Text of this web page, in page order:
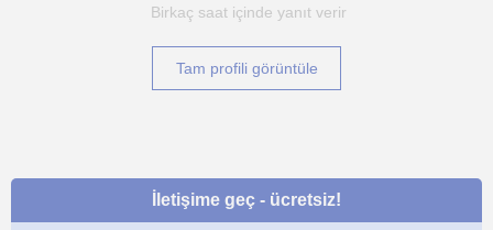
Birkaç saat içinde yanıt verir
Tam profili görüntüle
İletişime geç - ücretsiz!